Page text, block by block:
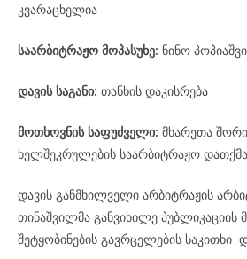
კვარაცხელია
საარბიტრაჟო მოპასუხე: ნინო
დავის საგანი: თანხის დაკისრება
მოთხოვნის საფუძველი: მხარეთა
ხელშეკრულების საარბიტრაჟო
დავის განმხილველი არბიტრაჟის
თინაშვილმა განვიხილე პუბლიკაციის
შეტყობინების გავრცელების საკითხი